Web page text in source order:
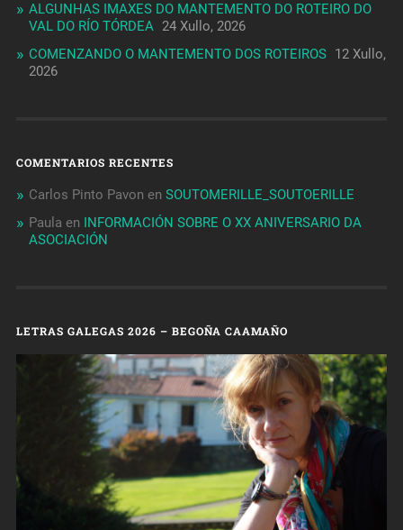
ALGUNHAS IMAXES DO MANTEMENTO DO ROTEIRO DO
VAL DO RÍO TÓRDEA 24 Xullo, 2026
COMENZANDO O MANTEMENTO DOS ROTEIROS 12 Xullo,
2026
COMENTARIOS RECENTES
Carlos Pinto Pavon en SOUTOMERILLE_SOUTOERILLE
Paula en INFORMACIÓN SOBRE O XX ANIVERSARIO DA
ASOCIACIÓN
LETRAS GALEGAS 2026 – BEGOÑA CAAMAÑO